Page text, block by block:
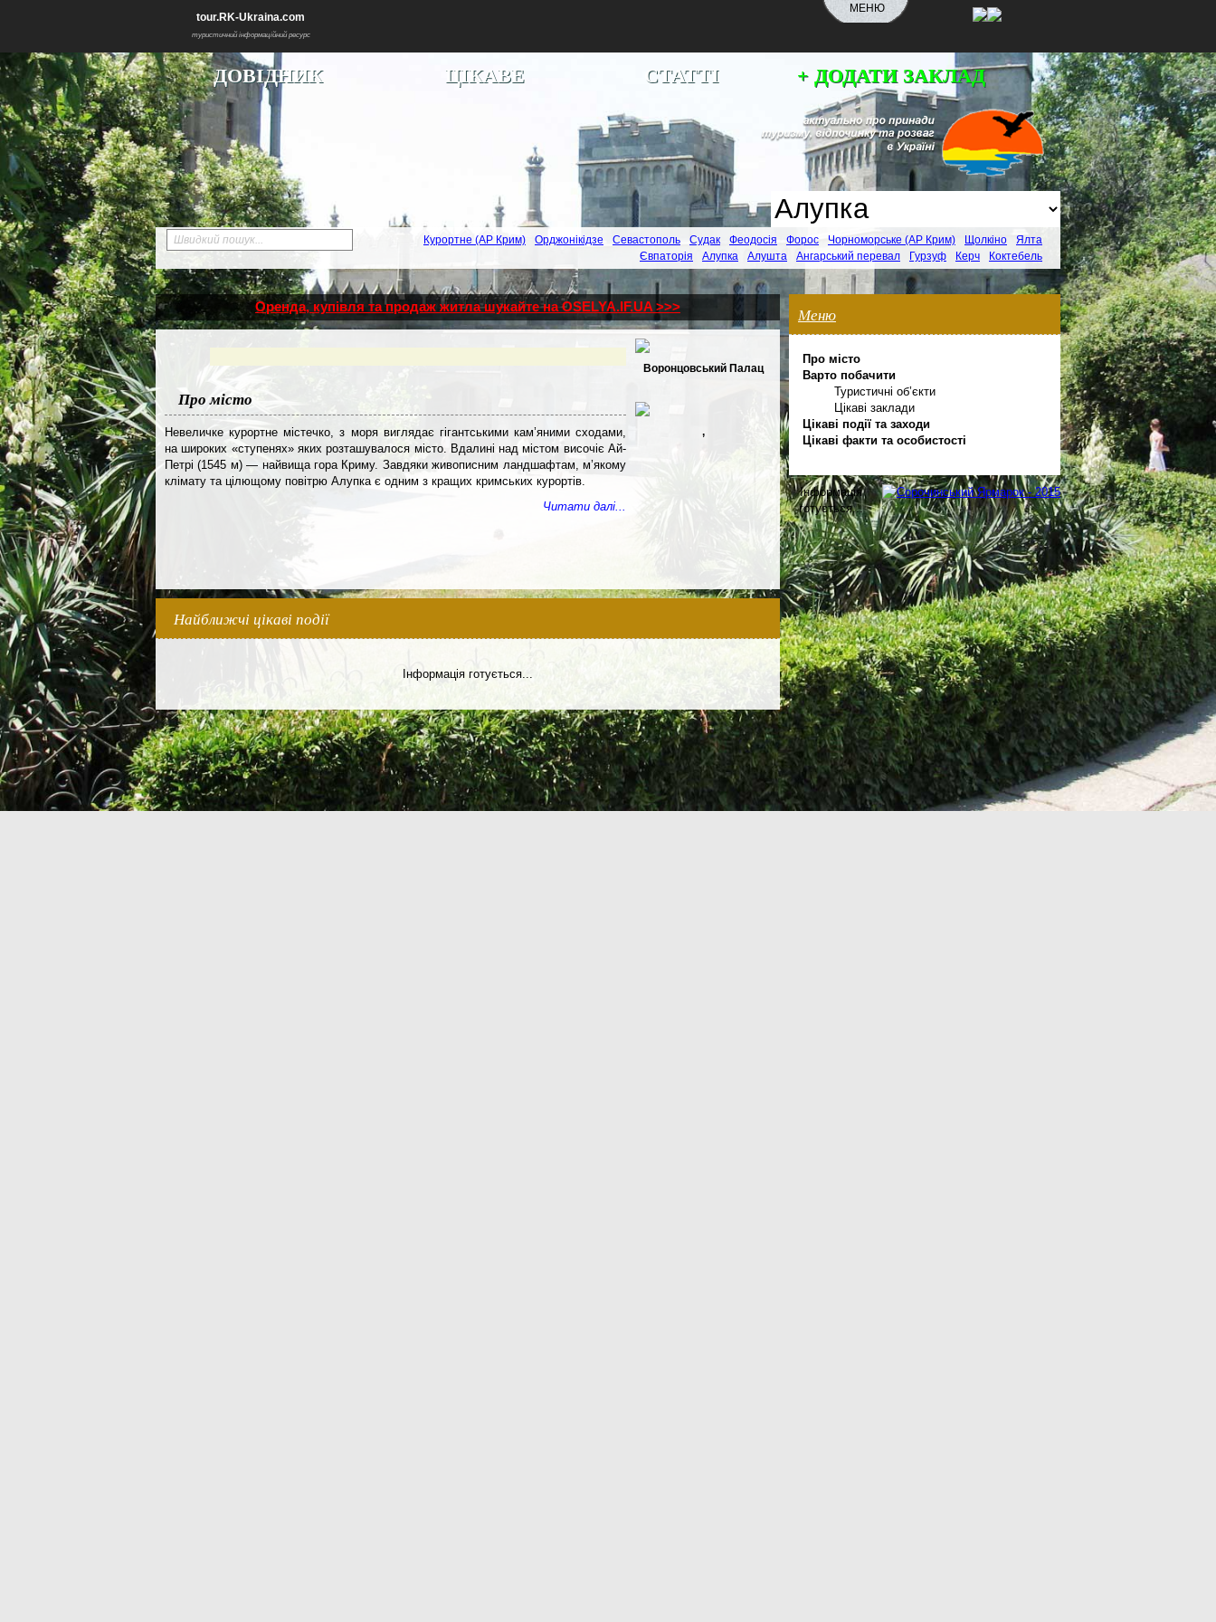
tour.RK-Ukraina.com
туристичний інформаційний ресурс
МЕНЮ
ДОВІДНИК ЦІКАВЕ СТАТТІ + ДОДАТИ ЗАКЛАД
Швидкий пошук... Ялта
Щолкіно
Чорноморське (АР Крим)
Форос
Феодосія
Судак
Севастополь
Орджонікідзе
Курортне (АР Крим)
Коктебель
Керч
Гурзуф
Ангарський перевал
Алушта
Алупка
Євпаторія
Оренда, купівля та продаж житла шукайте на OSELYA.IF.UA >>>
Про місто
Невеличке курортне містечко, з моря виглядає гігантськими кам’яними сходами,
на широких «ступенях» яких розташувалося місто. Вдалині над містом височіє Ай-
Петрі (1545 м) — найвища гора Криму. Завдяки живописним ландшафтам, м’якому
клімату та цілющому повітрю Алупка є одним з кращих кримських курортів.
Читати далі...
Воронцовський Палац
,
Найближчі цікаві події
Інформація готується...
Меню
Про місто
Варто побачити
Туристичні об’єкти
Цікаві заклади
Цікаві події та заходи
Цікаві факти та особистості
Інформація
готується...